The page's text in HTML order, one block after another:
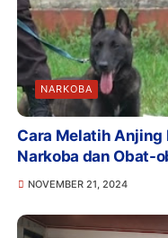
NARKOBA
Cara Melatih Anjing
Narkoba dan Obat-
NOVEMBER 21, 2024